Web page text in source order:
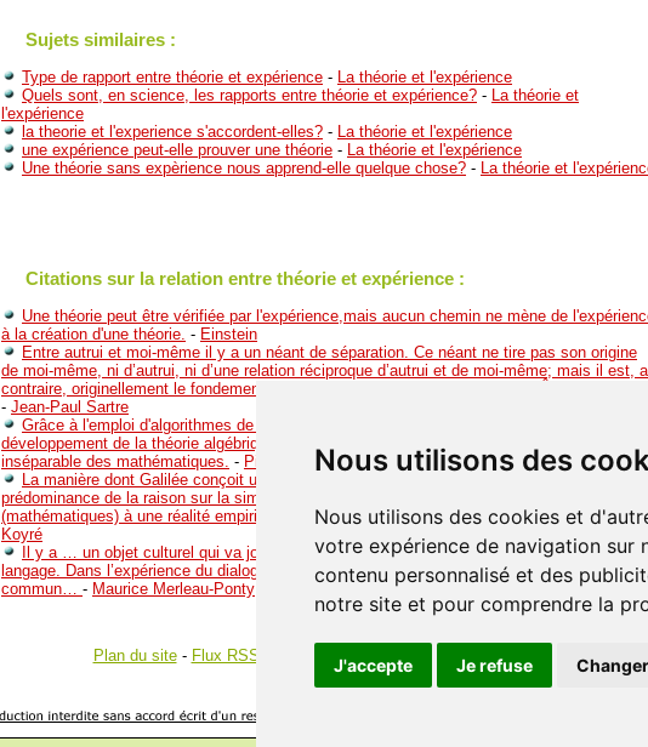
Nous utilisons des
Nous utilisons des cookies et
votre expérience de navigation sur
contenu personnalisé et des
notre site et pour comprendre la
J'accepte Je refuse
Sujets similaires :
Type de rapport entre théorie et expérience - La théorie et l'expérience
Quels sont, en science, les rapports entre théorie et expérience? - La théorie et
l'expérience
la theorie et l'experience s'accordent-elles? - La théorie et l'expérience
une expérience peut-elle prouver une théorie - La théorie et l'expérience
Une théorie sans expèrience nous apprend-elle quelque chose? - La théorie et
Citations sur la relation entre théorie et expérience :
Une théorie peut être vérifiée par l'expérience,mais aucun chemin ne mène de
à la création d'une théorie. - Einstein
Entre autrui et moi-même il y a un néant de séparation. Ce néant ne tire pas son origine
de moi-même, ni d’autrui, ni d’une relation réciproque d’autrui et de moi-même; mais il est,
contraire, originellement le fondement de toute relation entre autrui et moi. (L’Être et le Néant)
- Jean-Paul Sartre
Grâce à l'emploi d'algorithmes de plus en plus précis et en relation, d'autre part, avec le
développement de la théorie algébrique des structures, la logique est donc devenue
inséparable des mathématiques. - Piaget
La manière dont Galilée conçoit une méthode scientifique correcte implique une
prédominance de la raison sur la simple expérience, la substitution de modèles idéaux
(mathématiques) à une réalité empiriquement connue, la primauté de la théorie sur les faits.
Koyré
Il y a … un objet culturel qui va jouer un rôle essentiel dans la perception d’autrui: c’est
langage. Dans l’expérience du dialogue, il se constitue entre autrui et moi un terrain
commun… - Maurice Merleau-Ponty
Plan du site- Flux RSS Gestion des cookies